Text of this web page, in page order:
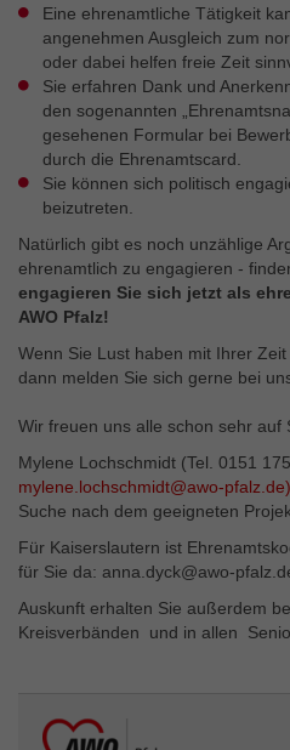
Eine ehrenamtliche Tätigkeit
angenehmen Ausgleich zum
oder dabei helfen freie Zeit
Sie erfahren Dank und
den sogenannten
gesehenen Formular bei
durch die Ehrenamtscard.
Sie können sich politisch
beizutreten.
Natürlich gibt es noch unzählige
ehrenamtlich zu engagieren -
engagieren Sie sich jetzt als
AWO Pfalz!
Wenn Sie Lust haben mit Ihrer
dann melden Sie sich gerne bei
Wir freuen uns alle schon sehr auf
Mylene Lochschmidt (Tel. 0151
mylene.lochschmidt@awo-pfalz.de)
Suche nach dem geeigneten
Für Kaiserslautern ist
für Sie da: anna.dyck@awo-
Auskunft erhalten Sie außerdem
Kreisverbänden und in allen